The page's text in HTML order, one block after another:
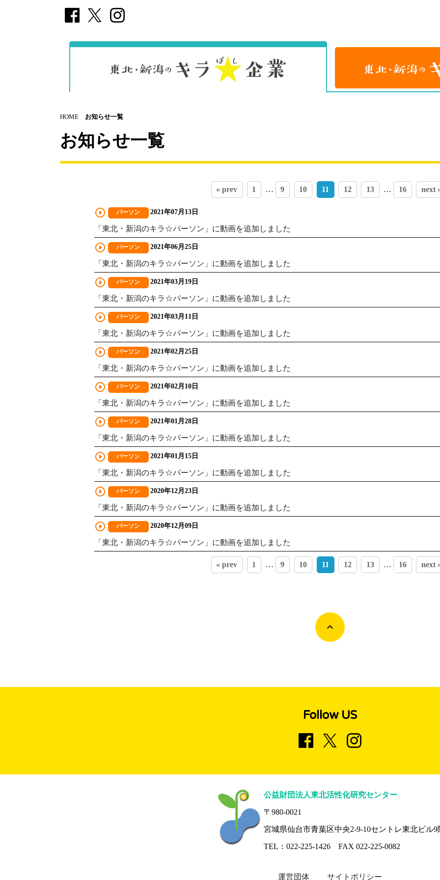
HOME お知らせ一覧
お知らせ一覧
« prev 1 … 9 10 11 12 13 … 16 next
play_circle_outline パーソン 2021年07月13日
「東北・新潟のキラ☆パーソン」に動画を追加しました
play_circle_outline パーソン 2021年06月25日
「東北・新潟のキラ☆パーソン」に動画を追加しました
play_circle_outline パーソン 2021年03月19日
「東北・新潟のキラ☆パーソン」に動画を追加しました
play_circle_outline パーソン 2021年03月11日
「東北・新潟のキラ☆パーソン」に動画を追加しました
play_circle_outline パーソン 2021年02月25日
「東北・新潟のキラ☆パーソン」に動画を追加しました
play_circle_outline パーソン 2021年02月10日
「東北・新潟のキラ☆パーソン」に動画を追加しました
play_circle_outline パーソン 2021年01月28日
「東北・新潟のキラ☆パーソン」に動画を追加しました
play_circle_outline パーソン 2021年01月15日
「東北・新潟のキラ☆パーソン」に動画を追加しました
play_circle_outline パーソン 2020年12月23日
「東北・新潟のキラ☆パーソン」に動画を追加しました
play_circle_outline パーソン 2020年12月09日
「東北・新潟のキラ☆パーソン」に動画を追加しました
« prev 1 … 9 10 11 12 13 … 16 next
Follow US
公益財団法人東北活性化研究センター
〒980-0021
宮城県仙台市青葉区中央2-9-10セントレ東北ビル9
TEL：022-225-1426 FAX 022-225-0082
運営団体 サイトポリシー